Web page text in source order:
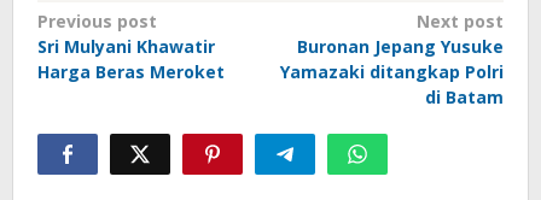
Post
navigation
Previous post
Sri Mulyani Khawatir
Harga Beras Meroket
Next post
Buronan Jepang Yusuke
Yamazaki ditangkap Polri
di Batam